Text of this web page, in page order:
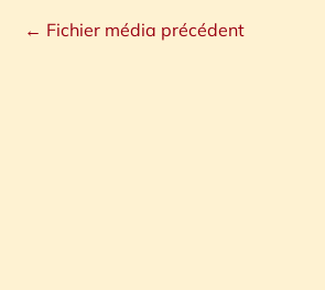
← Fichier média précédent